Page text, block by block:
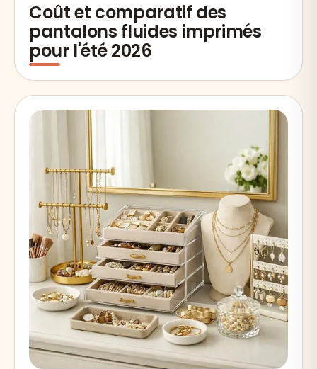
Coût et comparatif des
pantalons fluides imprimés
pour l'été 2026